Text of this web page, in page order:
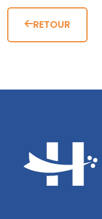
RETOUR